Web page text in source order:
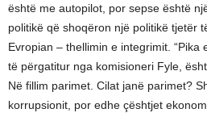
është me autopilot, por sepse është
politikë që shoqëron një politikë tjetër
Evropian – thellimin e integrimit.
të përgatitur nga komisioneri Fyle,
Në fillim parimet. Cilat janë parimet?
korrupsionit, por edhe çështjet